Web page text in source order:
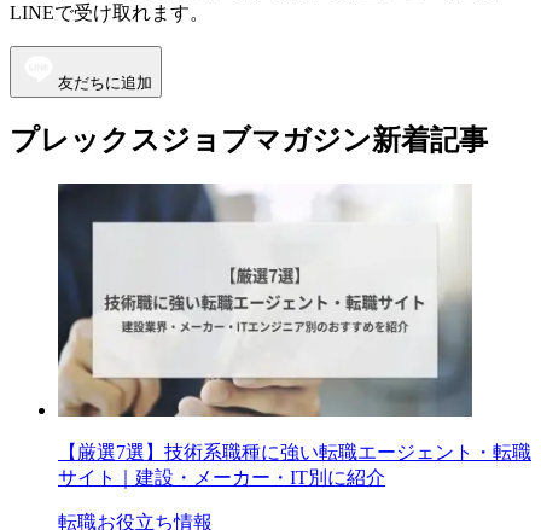
LINEで受け取れます。
友だちに追加
プレックスジョブマガジン新着記事
【厳選7選】技術系職種に強い転職エージェント・転職
サイト｜建設・メーカー・IT別に紹介
転職お役立ち情報